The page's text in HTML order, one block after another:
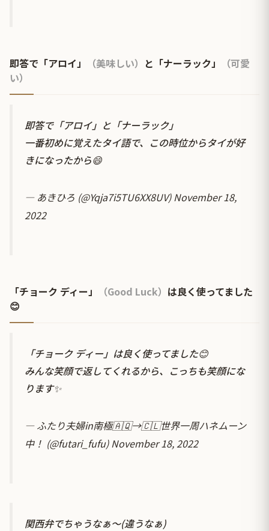
即答で「アロイ」 （美味しい） と「ナーラック」
（可愛
い）
即答で「アロイ」と「ナーラック」
一番初めに覚えたタイ語で、この時位からタイが好
きになったから😄
— あきひろ (@Yqja7i5TU6XX8UV) November 18,
2022
「チョーク ディー」 （Good Luck） は良く使ってました
😊
「チョーク ディー」は良く使ってました😊
みんな笑顔で返してくれるから、こっちも笑顔にな
ります✨
— ふたり夫婦in南極🇦🇶→🇨🇱世界一周ハネムーン
中！ (@futari_fufu) November 18, 2022
関西弁でちゃうなぁ〜(違うなぁ)